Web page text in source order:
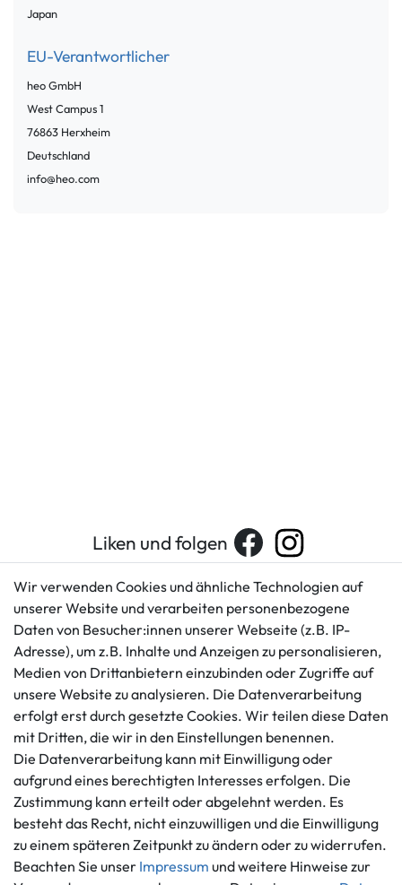
Japan
EU-Verantwortlicher
heo GmbH
West Campus1
76863 Herxheim
Deutschland
info@heo.com
Liken und folgen
Kundenservice
+49 421 596586
Mo. - Fr. 9 - 16 Uhr
info@gameworld.de
Kontaktformular
Rechtliches
AGB
Impressum
Datenschutzerklärung
Barrierefreiheitserklärung
Widerrufs­recht
Vertrag widerrufen
Informationen
Ankauf
Über uns
Häufig gestellte Fragen
Zahlungsmöglichkeiten
Wir verwenden Cookies und ähnliche Technologien auf
unserer Website und verarbeiten personenbezogene
Daten von Besucher:innen unserer Webseite (z.B. IP-
Adresse), um z.B. Inhalte und Anzeigen zu personalisieren,
Medien von Drittanbietern einzubinden oder Zugriffe auf
unsere Website zu analysieren. Die Datenverarbeitung
erfolgt erst durch gesetzte Cookies. Wir teilen diese Daten
mit Dritten, die wir in den Einstellungen benennen.
Die Datenverarbeitung kann mit Einwilligung oder
aufgrund eines berechtigten Interesses erfolgen. Die
Zustimmung kann erteilt oder abgelehnt werden. Es
besteht das Recht, nicht einzuwilligen und die Einwilligung
zu einem späteren Zeitpunkt zu ändern oder zu widerrufen.
Beachten Sie unser Impressum und weitere Hinweise zur